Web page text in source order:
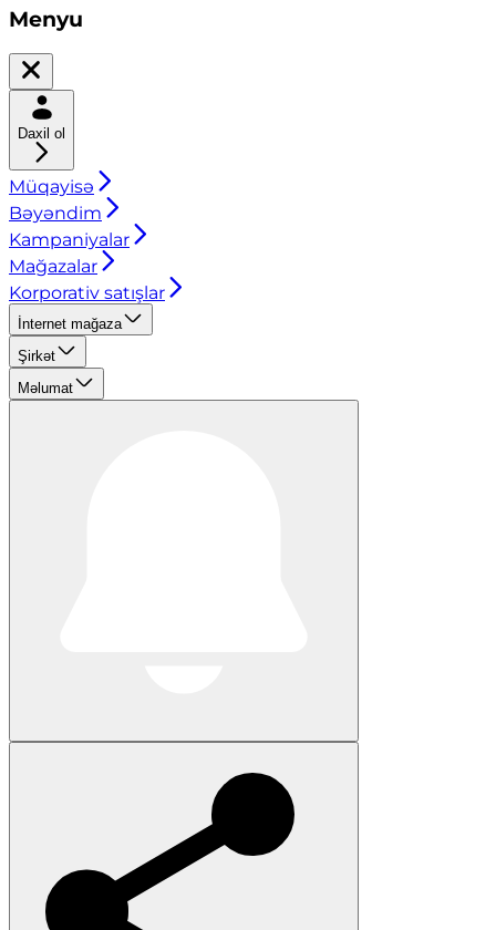
Menyu
Daxil ol
Müqayisə
Bəyəndim
Kampaniyalar
Mağazalar
Korporativ satışlar
İnternet mağaza
Şirkət
Məlumat